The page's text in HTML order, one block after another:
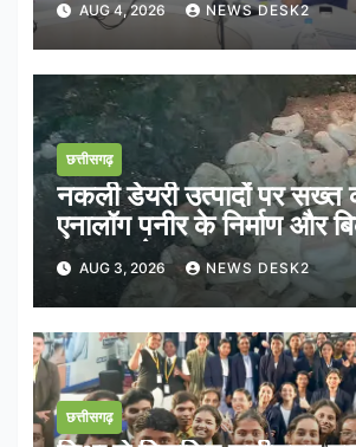
AUG 4, 2026 NEWS DESK2
छत्तीसगढ़
नकली डेयरी उत्पादों पर सख्त
एनालॉग पनीर के निर्माण और
तत्काल रोक
AUG 3, 2026 NEWS DESK2
छत्तीसगढ़